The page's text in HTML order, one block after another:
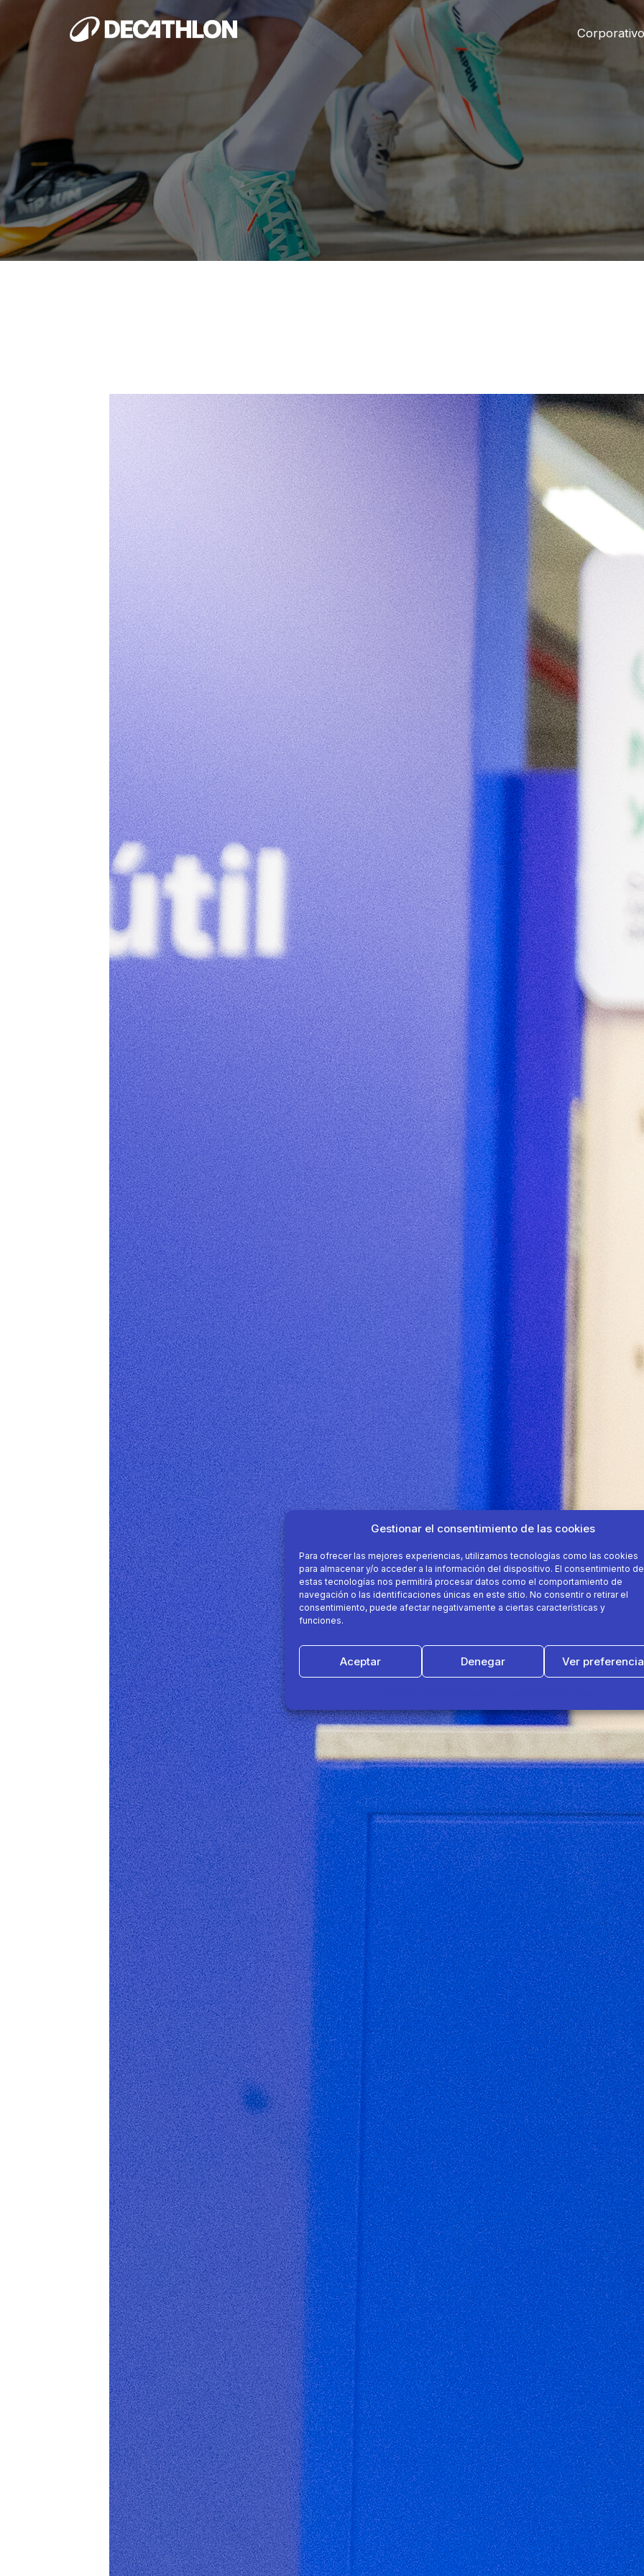
Gestionar el consentimiento de las cookies
Para ofrecer las mejores experiencias, utilizamos tecnologías como las cookies
para almacenar y/o acceder a la información del dispositivo. El consentimiento de
estas tecnologías nos permitirá procesar datos como el comportamiento de
navegación o las identificaciones únicas en este sitio. No consentir o retirar el
consentimiento, puede afectar negativamente a ciertas características y
funciones.
Aceptar Denegar Ver
Corporativo